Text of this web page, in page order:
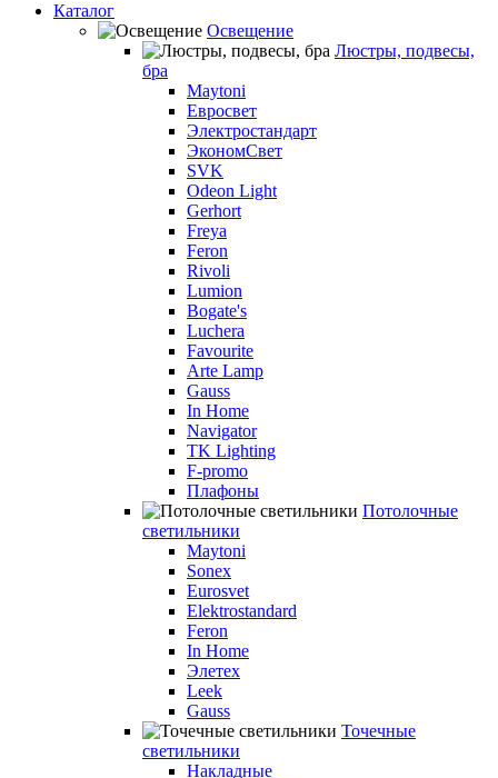
Каталог
Освещение
Люстры, подвесы,
бра
Maytoni
Евросвет
Электростандарт
ЭкономСвет
SVK
Odeon Light
Gerhort
Freya
Feron
Rivoli
Lumion
Bogate's
Luchera
Favourite
Arte Lamp
Gauss
In Home
Navigator
TK Lighting
F-promo
Плафоны
Потолочные
светильники
Maytoni
Sonex
Eurosvet
Elektrostandard
Feron
In Home
Элетех
Leek
Gauss
Точечные
светильники
Накладные